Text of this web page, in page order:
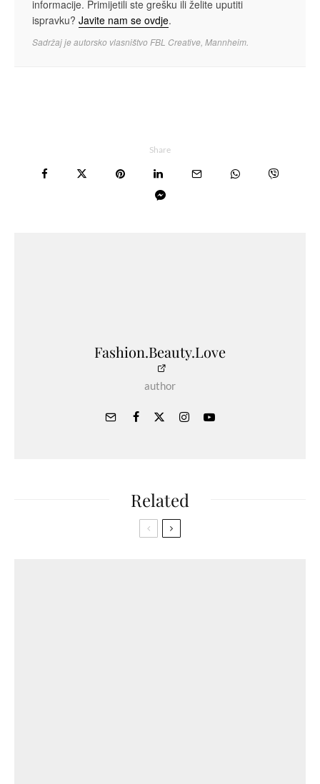
informacije. Primijetili ste grešku ili želite uputiti
ispravku? Javite nam se ovdje.
Sadržaj je autorsko vlasništvo FBL Creative, Mannheim.
Share
Fashion.Beauty.Love
author
Related